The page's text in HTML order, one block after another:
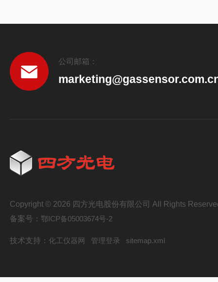
公司邮箱：
Copyright © 2026 四方光电股份有限公司 All Rights
备案号： 鄂ICP备05003674号-2
技术支持： 化工仪器网 管理登录 sitemap.xml